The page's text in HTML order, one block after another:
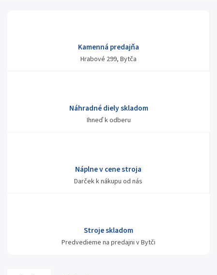
Kamenná predajňa
Hrabové 299, Bytča
Náhradné diely skladom
Ihneď k odberu
Náplne v cene stroja
Darček k nákupu od nás
Stroje skladom
Predvedieme na predajni v Bytči